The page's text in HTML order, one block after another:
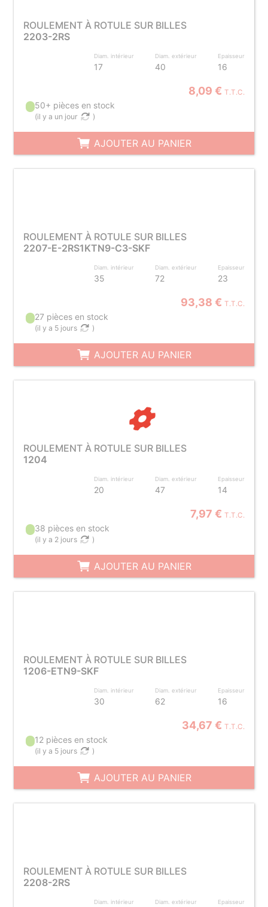
ROULEMENT À ROTULE SUR BILLES
2203-2RS
Diam. intérieur
17
Diam. extérieur
40
Epaisseur
16
8,09 € T.T.C.
50+ pièces en stock
(il y a un jour )
AJOUTER AU PANIER
ROULEMENT À ROTULE SUR BILLES
2207-E-2RS1KTN9-C3-SKF
Diam. intérieur
35
Diam. extérieur
72
Epaisseur
23
93,38 € T.T.C.
27 pièces en stock
(il y a 5 jours )
AJOUTER AU PANIER
ROULEMENT À ROTULE SUR BILLES
1204
Diam. intérieur
20
Diam. extérieur
47
Epaisseur
14
7,97 € T.T.C.
38 pièces en stock
(il y a 2 jours )
AJOUTER AU PANIER
ROULEMENT À ROTULE SUR BILLES
1206-ETN9-SKF
Diam. intérieur
30
Diam. extérieur
62
Epaisseur
16
34,67 € T.T.C.
12 pièces en stock
(il y a 5 jours )
AJOUTER AU PANIER
ROULEMENT À ROTULE SUR BILLES
2208-2RS
Diam. intérieur Diam. extérieur Epaisseur